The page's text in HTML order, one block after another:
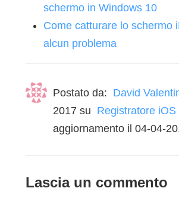
schermo in Windows 10
Come catturare lo schermo
alcun problema
Postato da: David
2017 su Registratore iOS
aggiornamento il 04-04-
Lascia un commento